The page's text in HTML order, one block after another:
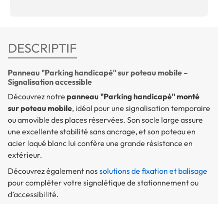
DESCRIPTIF
Panneau "Parking handicapé" sur poteau mobile –
Signalisation accessible
Découvrez notre panneau "Parking handicapé" monté
sur poteau mobile, idéal pour une signalisation temporaire
ou amovible des places réservées. Son socle large assure
une excellente stabilité sans ancrage, et son poteau en
acier laqué blanc lui confère une grande résistance en
extérieur.
Découvrez également nossolutions de fixation et balisage
pour compléter votre signalétique de stationnement ou
d’accessibilité.